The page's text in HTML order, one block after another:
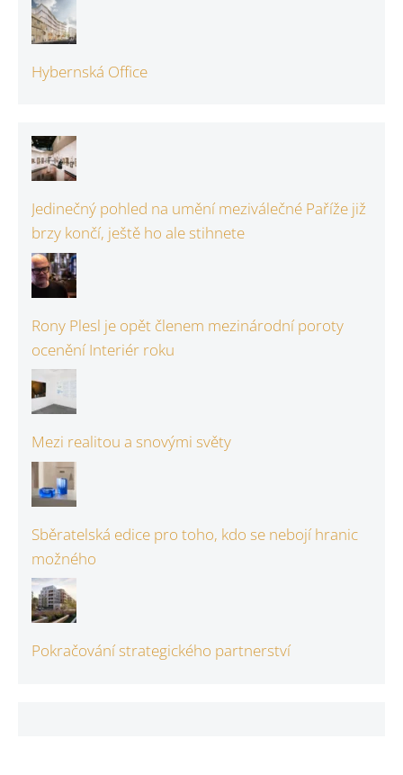
Hybernská Office
Jedinečný pohled na umění meziválečné Paříže již
brzy končí, ještě ho ale stihnete
Rony Plesl je opět členem mezinárodní poroty
ocenění Interiér roku
Mezi realitou a snovými světy
Sběratelská edice pro toho, kdo se nebojí hranic
možného
Pokračování strategického partnerství